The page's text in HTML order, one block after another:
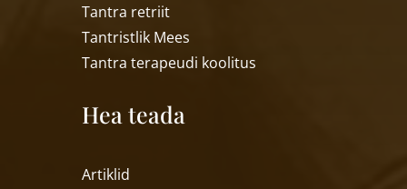
Tantra retriit
Tantristlik Mees
Tantra terapeudi koolitus
Hea teada
Artiklid